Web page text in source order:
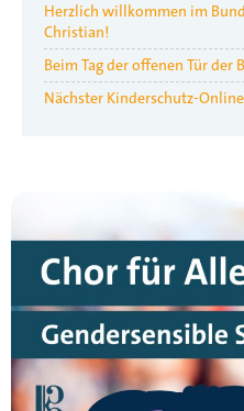
Herzlich willkommen im
Christian!
Beim Tag der offenen Tür der
Nächster Kinderschutz-